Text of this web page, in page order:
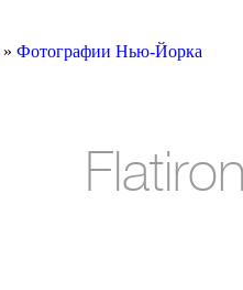
» Фотографии Нью-Йорка